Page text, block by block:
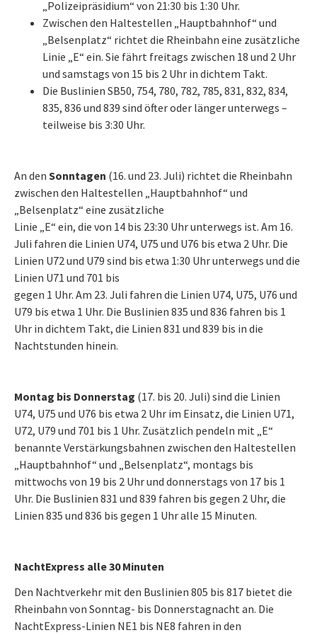
„Polizeipräsidium“ von 21:30 bis 1:30 Uhr.
Zwischen den Haltestellen „Hauptbahnhof“ und
„Belsenplatz“ richtet die Rheinbahn eine zusätzliche
Linie „E“ ein. Sie fährt freitags zwischen 18 und 2 Uhr
und samstags von 15 bis 2 Uhr in dichtem Takt.
Die Buslinien SB50, 754, 780, 782, 785, 831, 832, 834,
835, 836 und 839 sind öfter oder länger unterwegs –
teilweise bis 3:30 Uhr.
An den Sonntagen (16. und 23. Juli) richtet die Rheinbahn
zwischen den Haltestellen „Hauptbahnhof“ und
„Belsenplatz“ eine zusätzliche
Linie „E“ ein, die von 14 bis 23:30 Uhr unterwegs ist. Am 16.
Juli fahren die Linien U74, U75 und U76 bis etwa 2 Uhr. Die
Linien U72 und U79 sind bis etwa 1:30 Uhr unterwegs und die
Linien U71 und 701 bis
gegen 1 Uhr. Am 23. Juli fahren die Linien U74, U75, U76 und
U79 bis etwa 1 Uhr. Die Buslinien 835 und 836 fahren bis 1
Uhr in dichtem Takt, die Linien 831 und 839 bis in die
Nachtstunden hinein.
Montag bis Donnerstag (17. bis 20. Juli) sind die Linien
U74, U75 und U76 bis etwa 2 Uhr im Einsatz, die Linien U71,
U72, U79 und 701 bis 1 Uhr. Zusätzlich pendeln mit „E“
benannte Verstärkungsbahnen zwischen den Haltestellen
„Hauptbahnhof“ und „Belsenplatz“, montags bis
mittwochs von 19 bis 2 Uhr und donnerstags von 17 bis 1
Uhr. Die Buslinien 831 und 839 fahren bis gegen 2 Uhr, die
Linien 835 und 836 bis gegen 1 Uhr alle 15 Minuten.
NachtExpress alle 30 Minuten
Den Nachtverkehr mit den Buslinien 805 bis 817 bietet die
Rheinbahn von Sonntag- bis Donnerstagnacht an. Die
NachtExpress-Linien NE1 bis NE8 fahren in den